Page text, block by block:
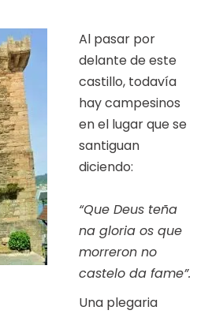
Al pasar por
delante de este
castillo, todavía
hay campesinos
en el lugar que se
santiguan
diciendo:
“Que Deus teña
na gloria os que
morreron no
castelo da fame”.
Una plegaria